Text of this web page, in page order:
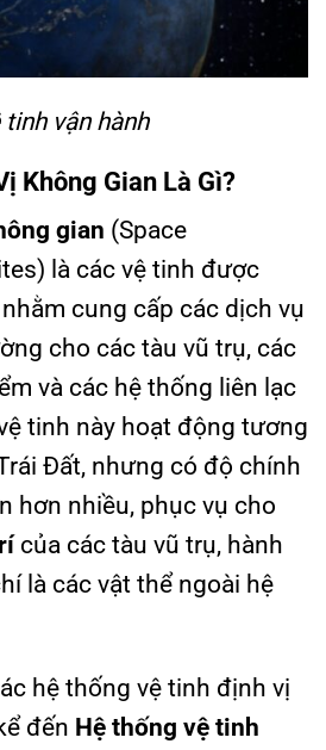
tinh vận hành
Không Gian Là Gì?
gian (Space
là các vệ tinh được
cung cấp các dịch vụ
cho các tàu vũ trụ, các
và các hệ thống liên lạc
tinh này hoạt động tương
Đất, nhưng có độ chính
hơn nhiều, phục vụ cho
của các tàu vũ trụ, hành
là các vật thể ngoài hệ
hệ thống vệ tinh định vị
đến Hệ thống vệ tinh